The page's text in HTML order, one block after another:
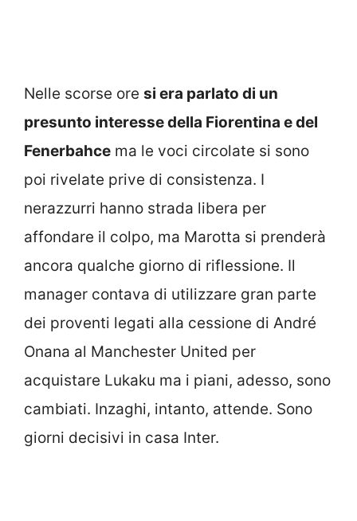
Nelle scorse ore si era parlato di un
presunto interesse della Fiorentina e del
Fenerbahce ma le voci circolate si sono
poi rivelate prive di consistenza. I
nerazzurri hanno strada libera per
affondare il colpo, ma Marotta si prenderà
ancora qualche giorno di riflessione. Il
manager contava di utilizzare gran parte
dei proventi legati alla cessione di André
Onana al Manchester United per
acquistare Lukaku ma i piani, adesso, sono
cambiati. Inzaghi, intanto, attende. Sono
giorni decisivi in casa Inter.